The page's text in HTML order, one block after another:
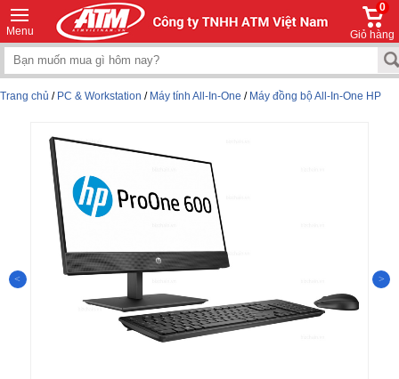
Menu
0
Giỏ hàng
Trang chủ / PC & Workstation / Máy tính All-In-One / Máy đồng bộ All-In-One HP